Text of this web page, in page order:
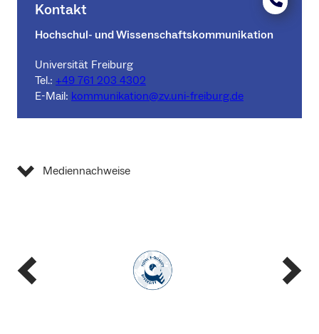
Kontakt
Hochschul- und Wissenschaftskommunikation
Universität Freiburg
Tel.: +49 761 203 4302
E-Mail: kommunikation@zv.uni-freiburg.de
Mediennachweise